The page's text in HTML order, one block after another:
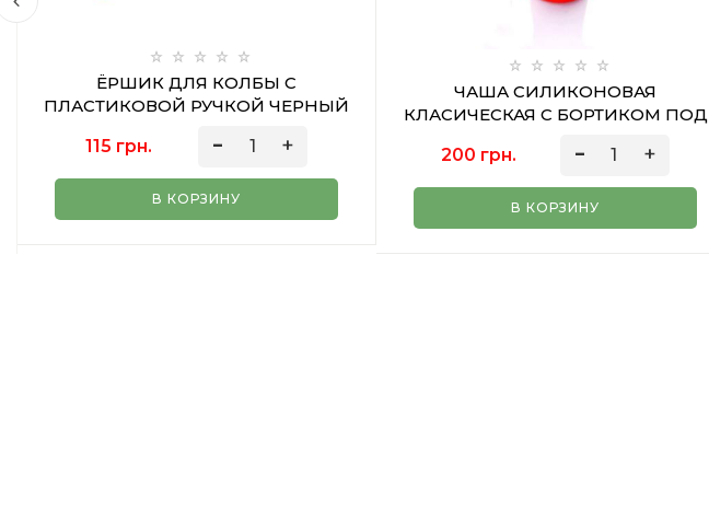
ЁРШИК ДЛЯ КОЛБЫ С
ПЛАСТИКОВОЙ РУЧКОЙ ЧЕРНЫЙ
115 грн.
В КОРЗИНУ
ЧАША СИЛИКОНОВАЯ
КЛАСИЧЕСКАЯ С БОРТИКОМ ПОД
200 грн.
В КОРЗИНУ